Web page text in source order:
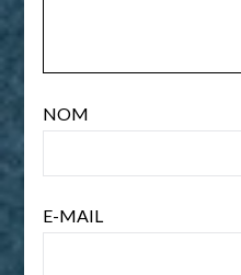
NOM
E-MAIL